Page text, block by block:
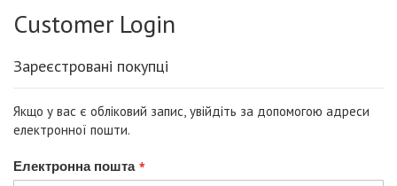
to
Customer Login
Зареєстровані покупці
Якщо у вас є обліковий запис, увійдіть за допомогою адреси
електронної пошти.
Електронна пошта